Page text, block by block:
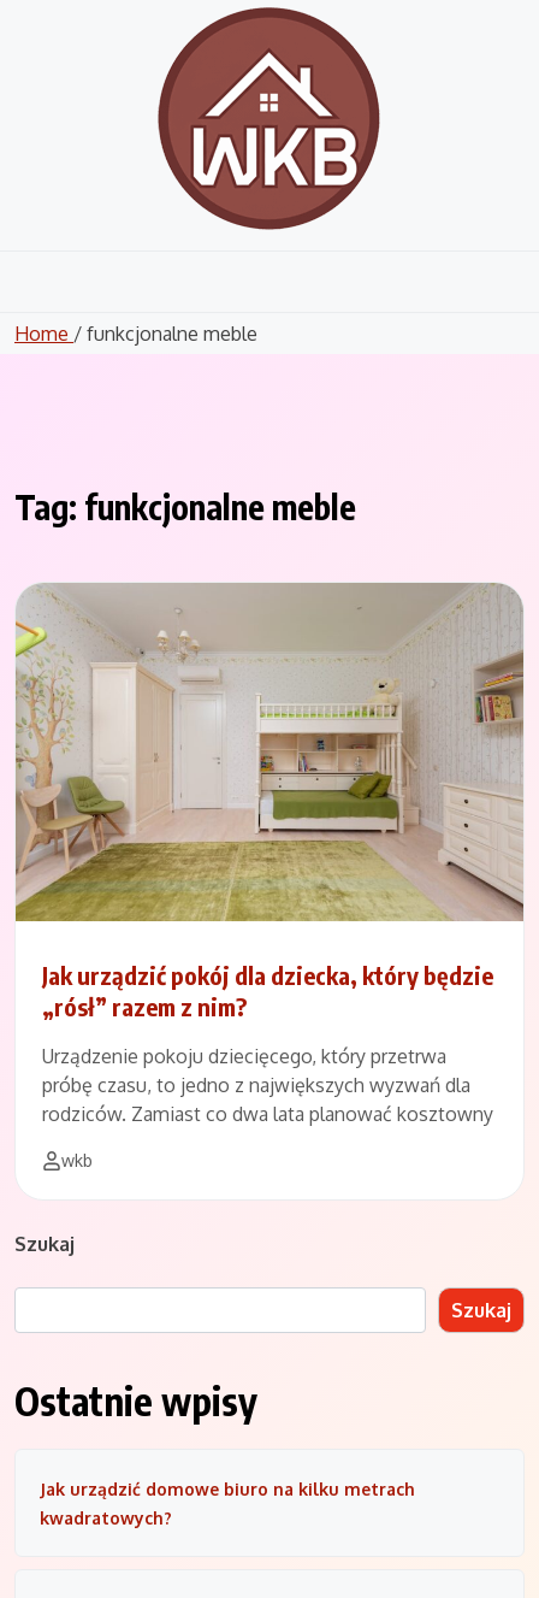
Home / funkcjonalne meble
Tag: funkcjonalne meble
Jak urządzić pokój dla dziecka, który będzie
„rósł” razem z nim?
Urządzenie pokoju dziecięcego, który przetrwa
próbę czasu, to jedno z największych wyzwań dla
rodziców. Zamiast co dwa lata planować kosztowny
wkb
Szukaj
Szukaj
Ostatnie wpisy
Jak urządzić domowe biuro na kilku metrach
kwadratowych?